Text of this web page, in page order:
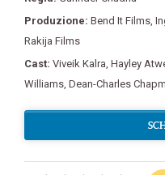
Produzione: Bend It Films
Rakija Films
Cast: Viveik Kalra Hayley
Williams Dean-Charles